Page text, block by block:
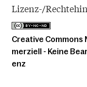
Lizenz-/
Creative Commons
merziell - Keine
enz